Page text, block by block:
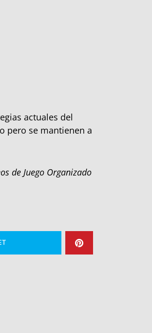
actuales del
pero se mantienen a
de Juego Organizado